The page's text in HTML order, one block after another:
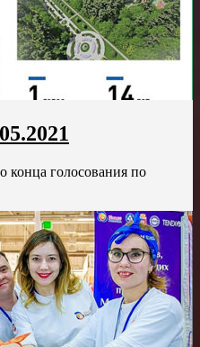
конца голосования по